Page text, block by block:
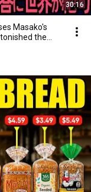
30:16
Masako's
the...